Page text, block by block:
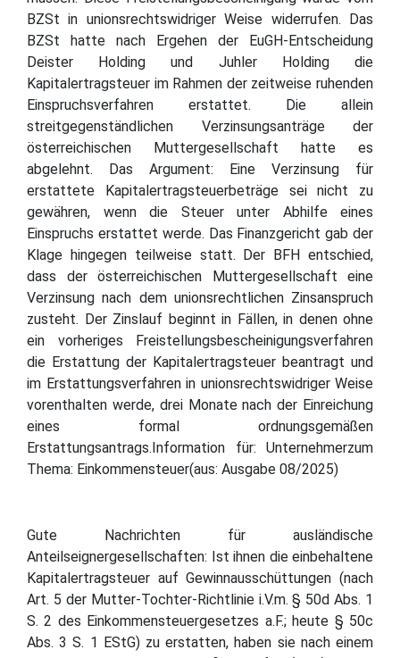
BZSt in unionsrechtswidriger Weise widerrufen. Das
BZSt hatte nach Ergehen der EuGH-Entscheidung
Deister Holding und Juhler Holding die
Kapitalertragsteuer im Rahmen der zeitweise ruhenden
Einspruchsverfahren erstattet. Die allein
streitgegenständlichen Verzinsungsanträge der
österreichischen Muttergesellschaft hatte es
abgelehnt. Das Argument: Eine Verzinsung für
erstattete Kapitalertragsteuerbeträge sei nicht zu
gewähren, wenn die Steuer unter Abhilfe eines
Einspruchs erstattet werde. Das Finanzgericht gab der
Klage hingegen teilweise statt. Der BFH entschied,
dass der österreichischen Muttergesellschaft eine
Verzinsung nach dem unionsrechtlichen Zinsanspruch
zusteht. Der Zinslauf beginnt in Fällen, in denen ohne
ein vorheriges Freistellungsbescheinigungsverfahren
die Erstattung der Kapitalertragsteuer beantragt und
im Erstattungsverfahren in unionsrechtswidriger Weise
vorenthalten werde, drei Monate nach der Einreichung
eines formal ordnungsgemäßen
Erstattungsantrags.Information für: Unternehmerzum
Thema: Einkommensteuer(aus: Ausgabe 08/2025)
Gute Nachrichten für ausländische
Anteilseignergesellschaften: Ist ihnen die einbehaltene
Kapitalertragsteuer auf Gewinnausschüttungen (nach
Art. 5 der Mutter-Tochter-Richtlinie i.V.m. § 50d Abs. 1
S. 2 des Einkommensteuergesetzes a.F.; heute § 50c
Abs. 3 S. 1 EStG) zu erstatten, haben sie nach einem